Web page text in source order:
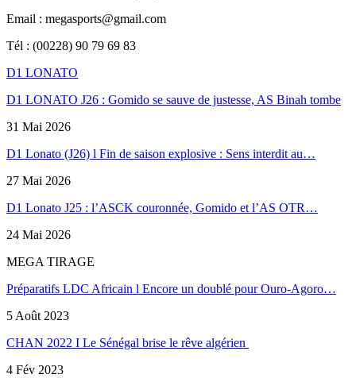
Email : megasports@gmail.com
Tél : (00228) 90 79 69 83
D1 LONATO
D1 LONATO J26 : Gomido se sauve de justesse, AS Binah tombe
31 Mai 2026
D1 Lonato (J26) l Fin de saison explosive : Sens interdit au…
27 Mai 2026
D1 Lonato J25 : l’ASCK couronnée, Gomido et l’AS OTR…
24 Mai 2026
MEGA TIRAGE
Préparatifs LDC Africain l Encore un doublé pour Ouro-Agoro…
5 Août 2023
CHAN 2022 I Le Sénégal brise le rêve algérien
4 Fév 2023